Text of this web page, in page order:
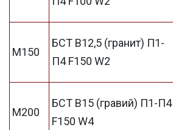
М150
БСТ В12,5 (гранит) П1-
П4 F150 W2
М200
БСТ В15 (гравий) П1-П4
F150 W4